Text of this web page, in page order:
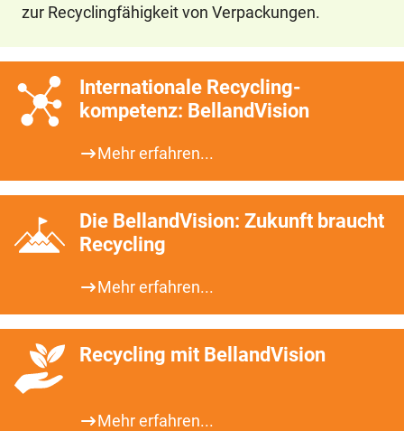
zur Recyclingfähigkeit von Verpackungen.
Internationale Recycling­
kompetenz: BellandVision
Mehr erfahren...
Die BellandVision: Zukunft braucht
Recycling
Mehr erfahren...
Recycling mit BellandVision
Mehr erfahren...